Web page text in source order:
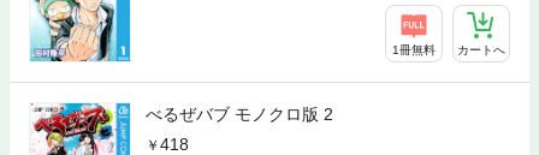
1冊無料 カートへ
べるぜバブ モノクロ版 2
418